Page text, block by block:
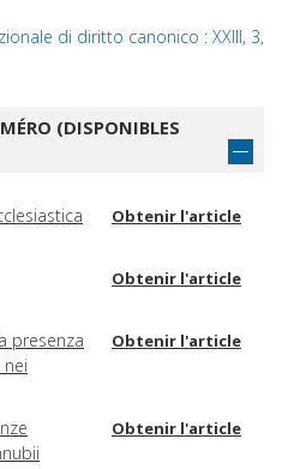
di diritto canonico : XXIII, 3,
(DISPONIBLES
Obtenir l'article
Obtenir l'article
presenza
Obtenir l'article
Obtenir l'article